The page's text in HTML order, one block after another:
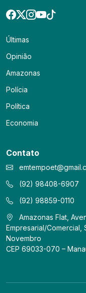
Últimas
Opinião
Amazonas
Polícia
Política
Economia
Contato
(92) 98408-6907
(92) 98859-0110
Amazonas Flat,
Empresarial/Comercial,
Novembro
CEP 69033-070 –